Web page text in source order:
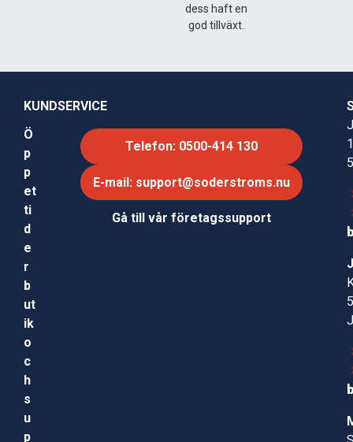
dess haft en
god tillväxt.
KUNDSERVICE
Ö
p
p
et
ti
d
e
r
b
ut
ik
o
c
h
s
u
p
Telefon: 0500-414 130
E-mail: support@soderstroms.nu
Gå till vår företagssupport